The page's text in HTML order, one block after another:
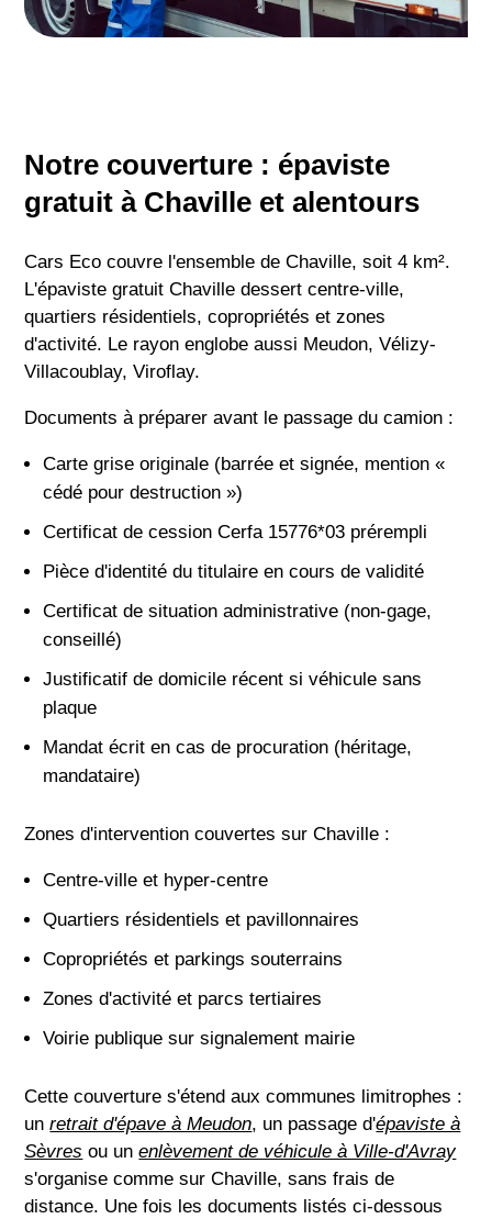
Notre couverture : épaviste
gratuit à Chaville et alentours
Cars Eco couvre l'ensemble de Chaville, soit 4 km².
L'épaviste gratuit Chaville dessert centre-ville,
quartiers résidentiels, copropriétés et zones
d'activité. Le rayon englobe aussi Meudon, Vélizy-
Villacoublay, Viroflay.
Documents à préparer avant le passage du camion :
Carte grise originale (barrée et signée, mention «
cédé pour destruction »)
Certificat de cession Cerfa 15776*03 prérempli
Pièce d'identité du titulaire en cours de validité
Certificat de situation administrative (non-gage,
conseillé)
Justificatif de domicile récent si véhicule sans
plaque
Mandat écrit en cas de procuration (héritage,
mandataire)
Zones d'intervention couvertes sur Chaville :
Centre-ville et hyper-centre
Quartiers résidentiels et pavillonnaires
Copropriétés et parkings souterrains
Zones d'activité et parcs tertiaires
Voirie publique sur signalement mairie
Cette couverture s'étend aux communes limitrophes :
unretrait d'épave à Meudon, un passage d'épaviste à
Sèvres ou unenlèvement de véhicule à Ville-d'Avray
s'organise comme sur Chaville, sans frais de
distance. Une fois les documents listés ci-dessous